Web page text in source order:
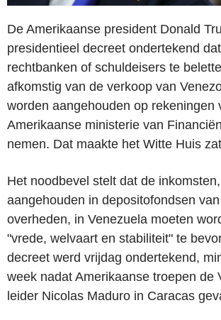
De Amerikaanse president Donald
presidentieel decreet ondertekend
rechtbanken of schuldeisers te
afkomstig van de verkoop van
worden aangehouden op rekeningen
Amerikaanse ministerie van
nemen. Dat maakte het Witte Huis
Het noodbevel stelt dat de
aangehouden in depositofondsen
overheden, in Venezuela moeten
"vrede, welvaart en stabiliteit" te
decreet werd vrijdag ondertekend,
week nadat Amerikaanse troepen de
leider Nicolas Maduro in Caracas